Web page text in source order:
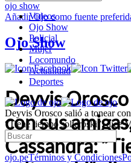
Videos
Ojo Show
Policial
Mujer
Locomundo
Actualidad
Deportes
Deyvis Orosco salió a tonear
“Tiene tiempo solteroski”, dice
ojo.peTérminos y Condiciones
ojo show
AñadirOjocomo fuente
Ojo Show
Deyvis
con sus
Cassandra: